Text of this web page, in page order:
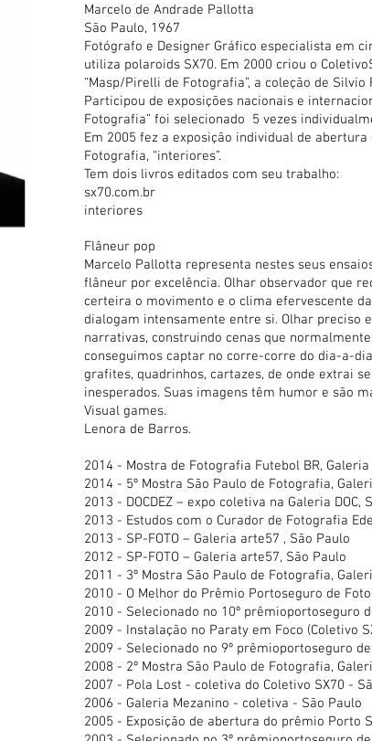
Marcelo de Andrade Pallotta
São Paulo, 1967
Fotógrafo e Designer Gráfico especialista em
utiliza polaroids SX70. Em 2000 criou o
“Masp/Pirelli de Fotografia”, a coleção de
Participou de exposições nacionais e
Fotografia” foi selecionado 5 vezes
Em 2005 fez a exposição individual de
Fotografia, “interiores”.
Tem dois livros editados com seu trabalho:
sx70.com.br
interiores
Flâneur pop
Marcelo Pallotta representa nestes seus
flâneur por excelência. Olhar observador que
certeira o movimento e o clima efervescente
dialogam intensamente entre si. Olhar preciso
narrativas, construindo cenas que
conseguimos captar no corre-corre do dia-a-
grafites, quadrinhos, cartazes, de onde extrai
inesperados. Suas imagens têm humor e são
Visual games.
Lenora de Barros.
2014 - Mostra de Fotografia Futebol BR, Galeria
2014 - 5º Mostra São Paulo de Fotografia,
2013 - DOCDEZ – expo coletiva na Galeria DOC,
2013 - Estudos com o Curador de Fotografia
2013 - SP-FOTO – Galeria arte57 , São Paulo
2012 - SP-FOTO – Galeria arte57, São Paulo
2011 - 3º Mostra São Paulo de Fotografia,
2010 - O Melhor do Prêmio Portoseguro de
2010 - Selecionado no 10º prêmioportoseguro
2009 - Instalação no Paraty em Foco (Coletivo
2009 - Selecionado no 9º prêmioportoseguro
2008 - 2º Mostra São Paulo de Fotografia,
2007 - Pola Lost - coletiva do Coletivo SX70 -
2006 - Galeria Mezanino - coletiva - São Paulo
2005 - Exposição de abertura do prêmio Porto